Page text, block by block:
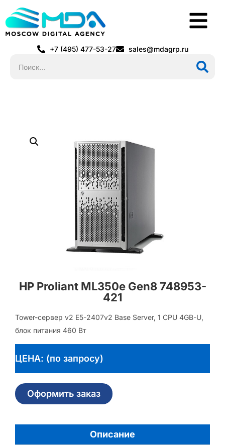
+7 (495) 477-53-27 sales@mdagrp.ru
HP Proliant ML350e Gen8 748953-
421
Tower-сервер v2 E5-2407v2 Base Server, 1 CPU 4GB-U,
блок питания 460 Вт
ЦЕНА: (по запросу)
Оформить заказ
Описание